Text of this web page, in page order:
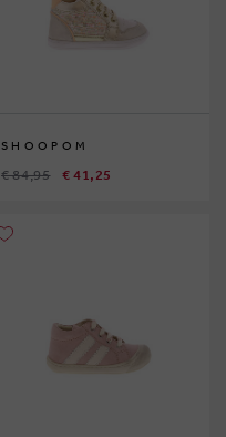
SHOOPOM
€ 84,95 € 41,25